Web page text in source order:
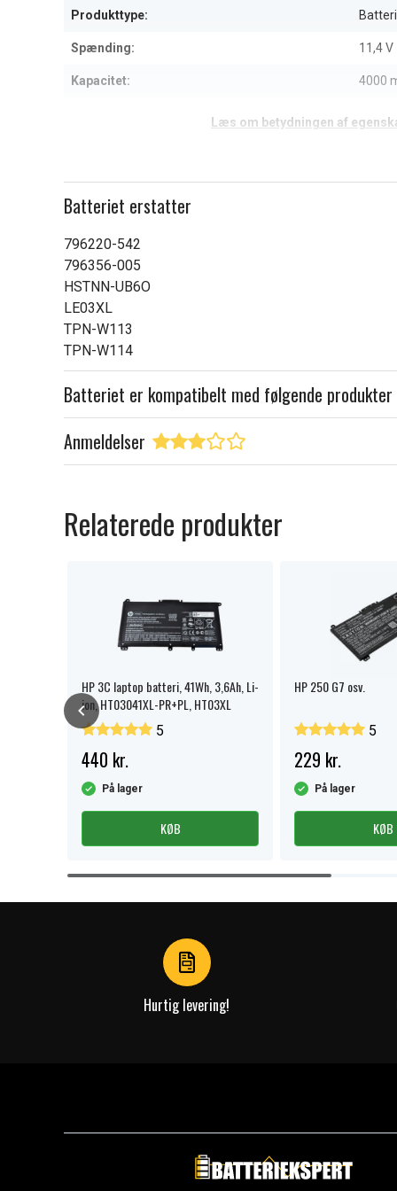
Produkttype: Batteri
Spænding: 11,4 V
Kapacitet: 4000
Læs om betydningen af
Batteriet erstatter
796220-542
796356-005
HSTNN-UB6O
LE03XL
TPN-W113
TPN-W114
Batteriet er kompatibelt med følgende produkter
Anmeldelser
Relaterede produkter
HP 3C laptop batteri, 41Wh, 3,6Ah, Li-
ion, HT03041XL-PR+PL, HT03XL
5
440 kr.
På lager
KØB
HP 250 G7 osv.
5
229 kr.
På lager
KØB
Item
Hurtig levering!